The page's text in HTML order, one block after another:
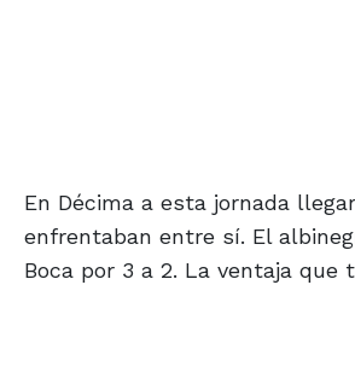
En Décima a esta jornada
enfrentaban entre sí. El
Boca por 3 a 2. La ventaja